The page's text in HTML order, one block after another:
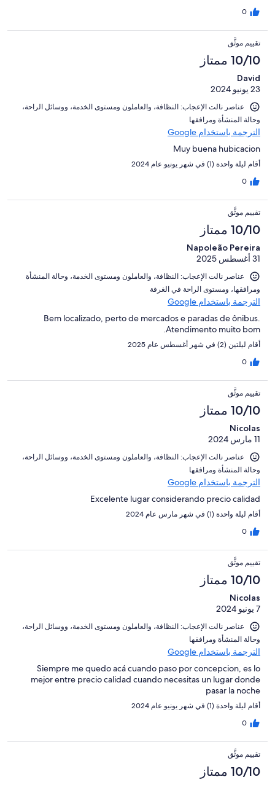
0
تقييم موثَّق
10/10 ممتاز
David
23 يونيو 2024
عناصر نالت الإعجاب: ⁦النظافة⁩، و⁦العاملون ومستوى الخدمة⁩، و⁦وسائل الراحة⁩،
و⁦حالة المنشأة ومرافقها⁩
الترجمة باستخدام Google
Muy buena hubicacion
أقام ليلة واحدة (1) في شهر يونيو عام 2024
0
تقييم موثَّق
10/10 ممتاز
Napoleão Pereira
31 أغسطس 2025
عناصر نالت الإعجاب: ⁦النظافة⁩، و⁦العاملون ومستوى الخدمة⁩، و⁦حالة المنشأة
ومرافقها⁩، و⁦مستوى الراحة في الغرفة⁩
الترجمة باستخدام Google
Bem localizado, perto de mercados e paradas de ônibus.
Atendimento muito bom.
أقام ليلتين (2) في شهر أغسطس عام 2025
0
تقييم موثَّق
10/10 ممتاز
Nicolas
11 مارس 2024
عناصر نالت الإعجاب: ⁦النظافة⁩، و⁦العاملون ومستوى الخدمة⁩، و⁦وسائل الراحة⁩،
و⁦حالة المنشأة ومرافقها⁩
الترجمة باستخدام Google
Excelente lugar considerando precio calidad
أقام ليلة واحدة (1) في شهر مارس عام 2024
0
تقييم موثَّق
10/10 ممتاز
Nicolas
7 يونيو 2024
عناصر نالت الإعجاب: ⁦النظافة⁩، و⁦العاملون ومستوى الخدمة⁩، و⁦وسائل الراحة⁩،
و⁦حالة المنشأة ومرافقها⁩
الترجمة باستخدام Google
Siempre me quedo acá cuando paso por concepcion, es lo
mejor entre precio calidad cuando necesitas un lugar donde
pasar la noche
أقام ليلة واحدة (1) في شهر يونيو عام 2024
0
تقييم موثَّق
10/10 ممتاز